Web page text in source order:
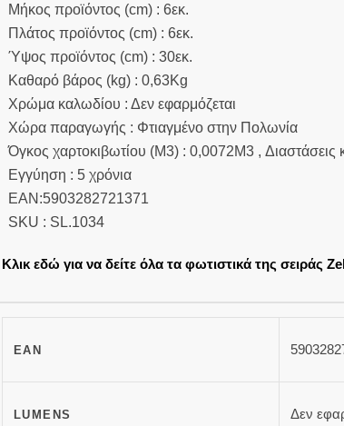
Μήκος προϊόντος (cm) : 6εκ.
Πλάτος προϊόντος (cm) : 6εκ.
Ύψος προϊόντος (cm) : 30εκ.
Καθαρό βάρος (kg) : 0,63Kg
Χρώμα καλωδίου : Δεν εφαρμόζεται
Χώρα παραγωγής : Φτιαγμένο στην Πολωνία
Όγκος χαρτοκιβωτίου (M3) : 0,0072M3 , Διαστάσεις
Εγγύηση : 5 χρόνια
EAN:5903282721371
SKU : SL.1034
Κλικ εδώ για να δείτε όλα τα φωτιστικά της σειράς
EAN
LUMENS Δεν